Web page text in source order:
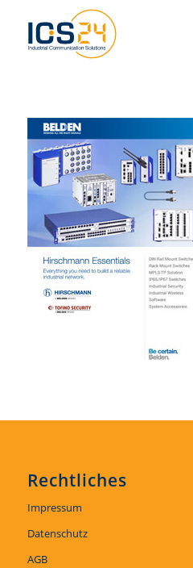
Rechtliches
Impressum
Datenschutz
AGB